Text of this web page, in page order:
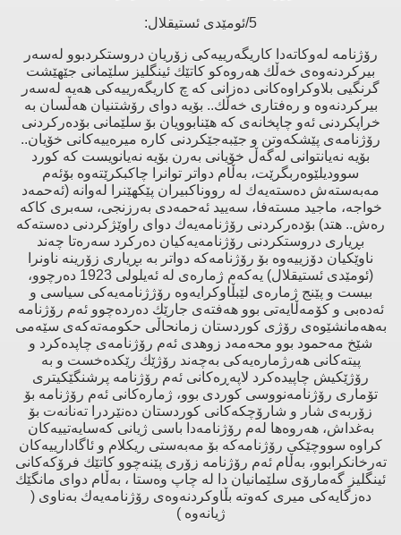
5/ئومێدی ئستیقلال:
رۆژنامە لەوكاتەدا كاریگەرییەكی زۆریان دروستكردبوو لەسەر
بیركردنەوەی خەڵك هەروەكو كاتێك ئینگلیز سلێمانی جێهێشت
گرنگیی بلاوكراوەكانی دەزانی كە چ كاریگەرییەكی هەیە لەسەر
بیركردنەوە و رەفتاری خەڵك.. بۆیە دوای رۆشتنیان هەڵسان بە
خراپكردنی ئەو چاپخانەی كە هێنابوویان بۆ سلێمانی بۆدەركردنی
رۆژنامەی پێشكەوتن و جێبەجێكردنی كارە میرەییەكانی خۆیان..
بۆیە نەیانتوانی لەگەڵ خۆیانی بەرن بۆیە نەیانویست كە كورد
سوودیلێوەربگرێت، بەڵام دواتر توانرا چاكبكرێتەوە بۆئەم
مەبەستەش دەستەیەك لە رووناكبیران پێكهێنرا لەوانە (ئەحمەد
خواجە، ماجید مستەفا، سەیید ئەحمەدی بەرزنجی، سەبری كاكە
رەش.. هتد) بۆدەركردنی رۆژنامەیەك دوای راوێژكردنی دەستەكە
بڕیاری دروستكردنی رۆژنامەیەكیان دەركرد سەرەتا چەند
ناوێكیان دۆزییەوە بۆ رۆژنامەكە دواتر بە بڕیاری زۆرینە ناونرا
(ئومێدی ئستیقلال) یەكەم ژمارەی لە ئەیلولی 1923 دەرچوو،
بیست و پێنج ژمارەی لێبڵاوكرایەوە رۆژژنامەیەكی سیاسی و
ئەدەبی و كۆمەڵایەتی بوو هەفتەی جارێك دەردەچوو ئەم رۆژنامە
بەهەمانشێوەی رۆژی كوردستان زمانحاڵی حكومەتەكەی سێەمی
شێخ مەحمود بوو محەمەد زوهدی ئەم رۆژنامەی چاپدەكرد و
پیتەكانی هەرژمارەیەكی بەچەند رۆژێك رێكدەخست و بە
رۆژێكیش چاپیدەكرد لاپەڕەكانی ئەم رۆژنامە پرشنگێكیتری
تۆماری رۆژنامەنووسی كوردی بوو، ژمارەكانی ئەم رۆژنامە بۆ
زۆربەی شار و شارۆچكەكانی كوردستان دەنێردرا تەنانەت بۆ
بەغداش، هەروەها لەم رۆژنامەدا باسی ژیانی كەسایەتییەكان
كراوە سووچێكی رۆژنامەكە بۆ مەبەستی ریكلام و ئاگادارییەكان
تەرخانكرابوو، بەڵام ئەم رۆژنامە زۆری پێنەچوو كاتێك فرۆكەكانی
ئینگلیز گەمارۆی سلێمانیان دا لە چاپ وەستا ، بەڵام دوای مانگێك
دەزگایەكی میری كەوتە بڵاوكردنەوەی رۆژنامەیەك بەناوی (
ژیانەوە )